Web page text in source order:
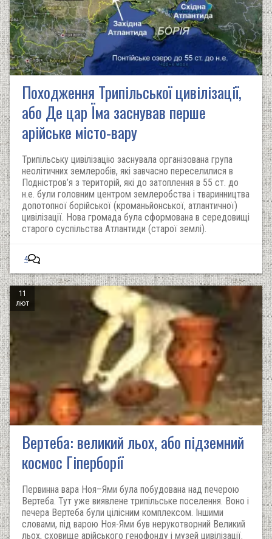
Походження Трипільської цивілізації,
або Де цар Їма заснував перше
арійське місто-вару
Трипільську цивілізацію заснувала організована група
неолітичних землеробів, які завчасно переселилися в
Подністров’я з територій, які до затоплення в 55 ст. до
н.е. були головним центром землеробства і тваринництва
допотопної борійської (кроманьйонської, атлантичної)
цивілізації. Нова громада була сформована в середовищі
старого суспільства Атлантиди (старої землі).
4
11
лют
Вертеба: великий льох, або підземний
космос Гіперборії
Первинна вара Ноя–Ями була побудована над печерою
Вертеба. Тут уже виявлене трипільське поселення. Воно і
печера Вертеба були цілісним комплексом. Іншими
словами, під варою Ноя-Ями був нерукотворний Великий
льох, сховище арійського генофонду і музей цивілізації.